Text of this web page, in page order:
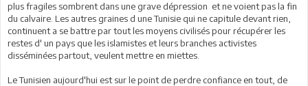
plus fragiles sombrent dans une grave dépression et ne voient pas la fin
du calvaire. Les autres graines d une Tunisie qui ne capitule devant rien,
continuent a se battre par tout les moyens civilisés pour récupérer les
restes d' un pays que les islamistes et leurs branches activistes
disséminées partout, veulent mettre en miettes.
Le Tunisien aujourd'hui est sur le point de perdre confiance en tout, de